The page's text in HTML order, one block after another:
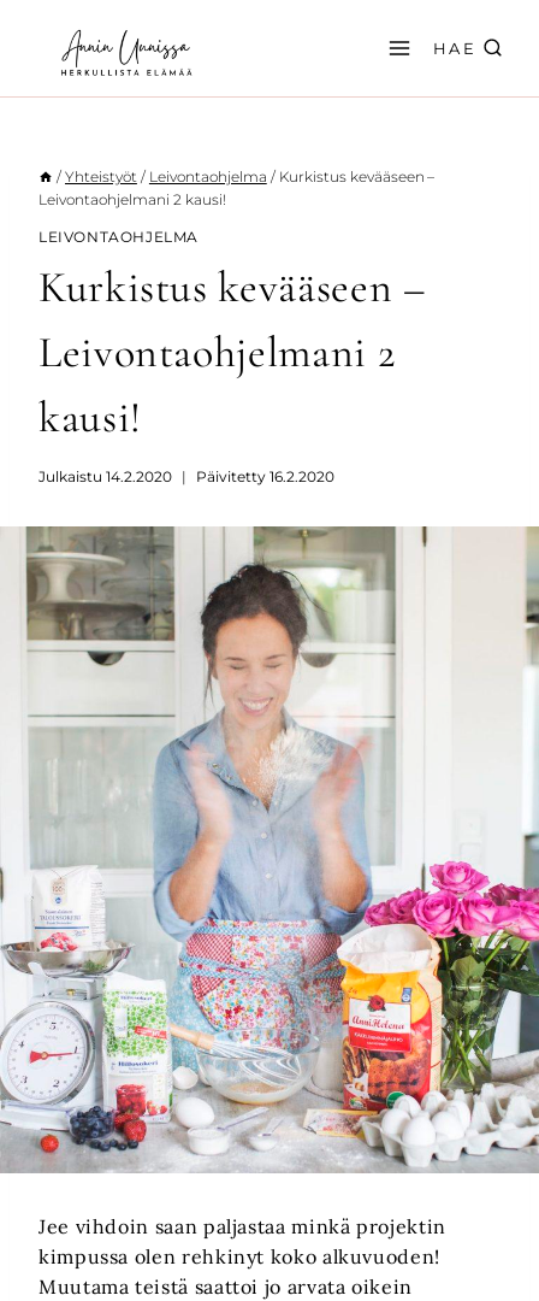
sisältöön
HAE
/ Yhteistyöt / Leivontaohjelma / Kurkistus kevääseen –
Leivontaohjelmani 2 kausi!
LEIVONTAOHJELMA
Kurkistus kevääseen –
Leivontaohjelmani 2
kausi!
Julkaistu 14.2.2020 Päivitetty 16.2.2020
Jee vihdoin saan paljastaa minkä projektin
kimpussa olen rehkinyt koko alkuvuoden!
Muutama teistä saattoi jo arvata oikein